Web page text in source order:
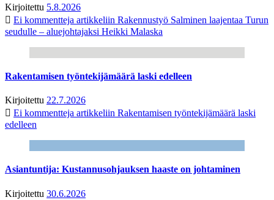
Kirjoitettu 5.8.2026
Ei kommentteja artikkeliin Rakennustyö Salminen laajentaa Turun
seudulle – aluejohtajaksi Heikki Malaska
Rakentamisen työntekijämäärä laski edelleen
Kirjoitettu 22.7.2026
Ei kommentteja artikkeliin Rakentamisen työntekijämäärä laski
edelleen
Asiantuntija: Kustannusohjauksen haaste on johtaminen
Kirjoitettu 30.6.2026